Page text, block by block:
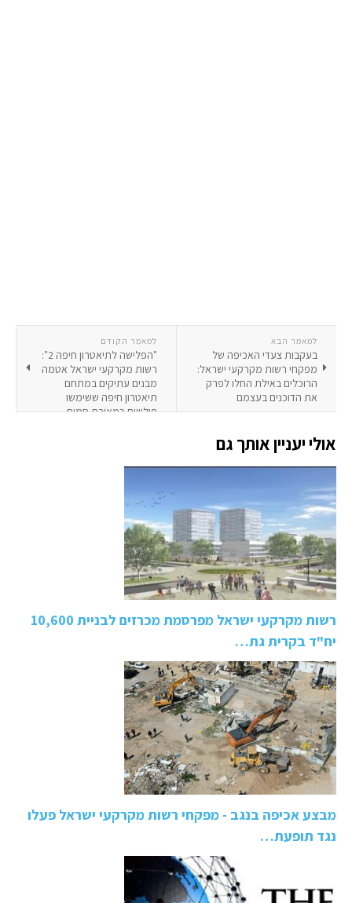
למאמר הקודם
"הפלישה לתיאטרון חיפה 2":
רשות מקרקעי ישראל אטמה
מבנים עתיקים במתחם
תיאטרון חיפה ששימשו
פולשים כמאורת סמים -
למאמר הבא
בעקבות צעדי האכיפה של
מפקחי רשות מקרקעי ישראל:
הרוכלים באילת החלו לפרק
את הדוכנים בעצמם
אולי יעניין אותך גם
רשות מקרקעי ישראל מפרסמת מכרזים לבניית 10,600
יח"ד בקרית גת…
מבצע אכיפה בנגב - מפקחי רשות מקרקעי ישראל פעלו
נגד תופעת…